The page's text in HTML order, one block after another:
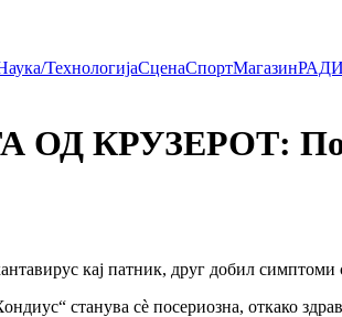
ТехнологијаСценаСпортМагазин
станува сè посериозна, откако